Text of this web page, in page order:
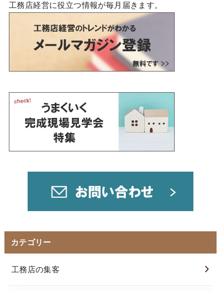
工務店経営に役立つ情報が毎月届きます。
カテゴリー
工務店の集客